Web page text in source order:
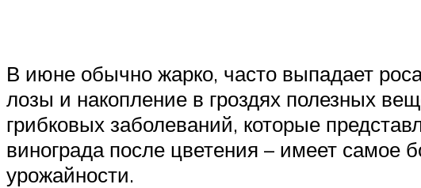
В июне обычно жарко, часто выпадает
лозы и накопление в гроздях полезных
грибковых заболеваний, которые
винограда после цветения – имеет самое
урожайности.